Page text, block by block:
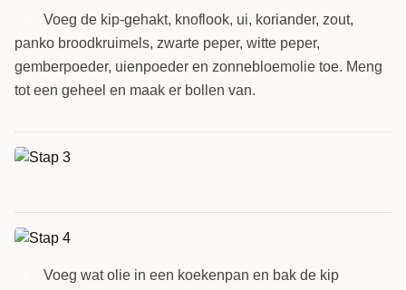
Voeg de kip-gehakt, knoflook, ui, koriander, zout,
panko broodkruimels, zwarte peper, witte peper,
gemberpoeder, uienpoeder en zonnebloemolie toe. Meng
tot een geheel en maak er bollen van.
Voeg wat olie in een koekenpan en bak de kip